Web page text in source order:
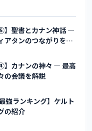
】聖書とカナン神話 ―
アタンのつながりを解
】カナンの神々 ― 最高
の会議を解説
強ランキング】ケルト
の紹介